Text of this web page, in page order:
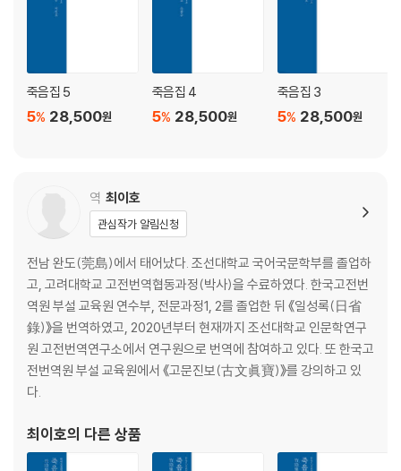
떠나서는 세상과 맞아 뜻을 폈으니, 이것이 어찌 명과 수가 거기에 있는 것
가 세상과 맞지 않아 뜻을 굽힌 데 대해 감회가 일어 사를 주어 그 뜻을 펴
노라. 한문공의 〈제전횡묘문(祭田橫墓文)〉의 운자를 사용하였다. 魯君
公識 困而在下 無所知名 歲丁酉 陷賊庭 脫身而浮于海 泊于江浙
事而張之 ?亦侈矣 噫 公識居其鄕則不合而? 去其鄕則能合而伸
此豈命與數存乎其中者歟 今反其鄕土 得一官而顚頓 狼狽又甚矣
弔田橫文韻·360
영창대군에 대한 만사 永昌大君挽詞·364
죽음집 제2권
오언절구 五言絶句
취한 뒤에 붓을 놀려 자선 이영원 의 벽화에 제하다 醉後放筆 題子善壁?
하곡의 신정 십영 후천 한 판상의 시에 차운하다. 霞谷新亭十詠 次后川
韓判相韻·373
죽음집 5
28,500원
5%
죽음집 4
28,500원
5%
죽음집 3
28,500원
5%
역 최이호
관심작가 알림신청
전남 완도(莞島)에서 태어났다. 조선대학교 국어국문학부를 졸업하
고, 고려대학교 고전번역협동과정(박사)을 수료하였다. 한국고전번
역원 부설 교육원 연수부, 전문과정1, 2를 졸업한 뒤 《일성록(日省
錄)》을 번역하였고, 2020년부터 현재까지 조선대학교 인문학연구
원 고전번역연구소에서 연구원으로 번역에 참여하고 있다. 또 한국고
전번역원 부설 교육원에서 《고문진보(古文眞寶)》를 강의하고 있
다.
최이호의 다른 상품